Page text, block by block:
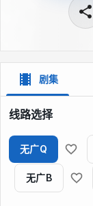
剧集
线路选择
无广Q
无广B